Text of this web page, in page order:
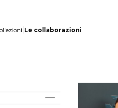
Le collaborazioni